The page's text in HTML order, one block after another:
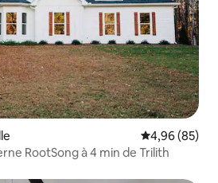
Note
4,96 (85)
RootSong à 4 min de Trilith